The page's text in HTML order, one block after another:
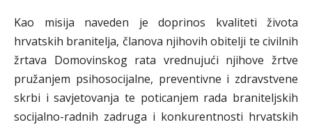
Kao misija naveden je doprinos kvaliteti života
hrvatskih branitelja, članova njihovih obitelji te civilnih
žrtava Domovinskog rata vrednujući njihove žrtve
pružanjem psihosocijalne, preventivne i zdravstvene
skrbi i savjetovanja te poticanjem rada braniteljskih
socijalno-radnih zadruga i konkurentnosti hrvatskih